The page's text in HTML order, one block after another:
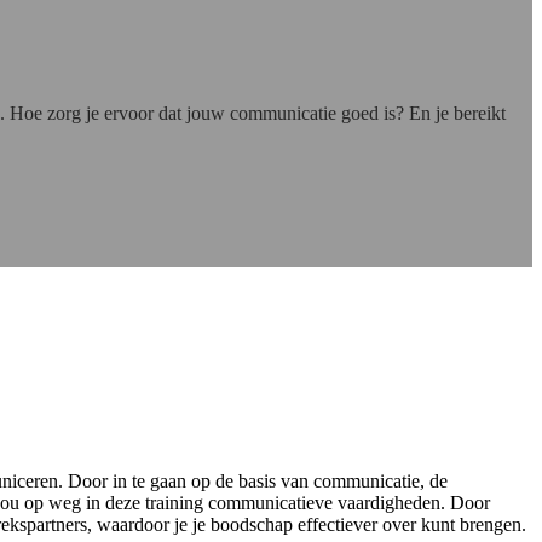
zorg je ervoor dat jouw communicatie goed is? En je bereikt
Door in te gaan op de basis van communicatie, de
op weg in deze training communicatieve vaardigheden. Door
waardoor je je boodschap effectiever over kunt brengen.